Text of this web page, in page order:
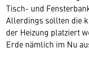
Tisch- und
Allerdings sollten die
der Heizung platziert
Erde nämlich im Nu